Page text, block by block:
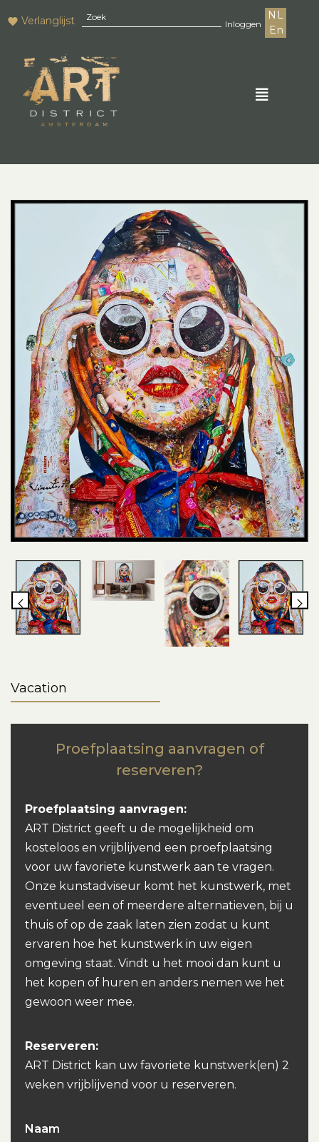
Verlanglijst Inloggen
NL
En
Vacation
Proefplaatsing aanvragen of
reserveren?
Proefplaatsing aanvragen:
ART District geeft u de mogelijkheid om
kosteloos en vrijblijvend een proefplaatsing
voor uw favoriete kunstwerk aan te vragen.
Onze kunstadviseur komt het kunstwerk, met
eventueel een of meerdere alternatieven, bij u
thuis of op de zaak laten zien zodat u kunt
ervaren hoe het kunstwerk in uw eigen
omgeving staat. Vindt u het mooi dan kunt u
het kopen of huren en anders nemen we het
gewoon weer mee.
Reserveren:
ART District kan uw favoriete kunstwerk(en) 2
weken vrijblijvend voor u reserveren.
Naam